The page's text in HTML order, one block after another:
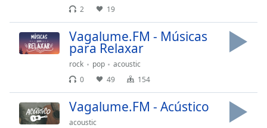
Subtitles
opens
subtitles
settings
2
19
Vagalume.FM - Músicas
para Relaxar
rock pop
acoustic
0
49 154
Vagalume.FM - Acústico
acoustic